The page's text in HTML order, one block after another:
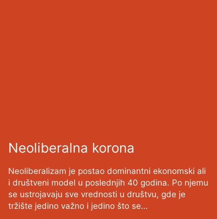
Neoliberalna korona
Neoliberalizam je postao dominantni ekonomski ali
i društveni model u poslednjih 40 godina. Po njemu
se ustrojavaju sve vrednosti u društvu, gde je
tržište jedino važno i jedino što se…